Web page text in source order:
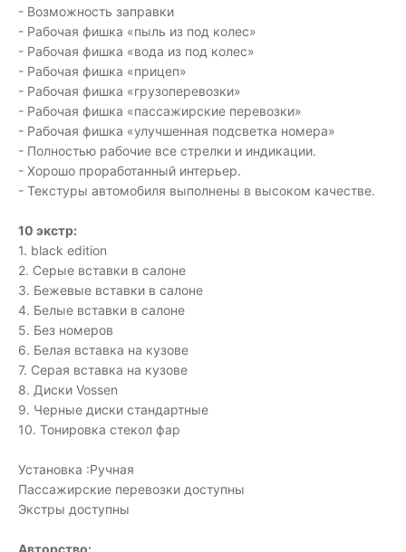
- Возможность заправки
- Рабочая фишка «пыль из под колес»
- Рабочая фишка «вода из под колес»
- Рабочая фишка «прицеп»
- Рабочая фишка «грузоперевозки»
- Рабочая фишка «пассажирские перевозки»
- Рабочая фишка «улучшенная подсветка номера»
- Полностью рабочие все стрелки и индикации.
- Хорошо проработанный интерьер.
- Текстуры автомобиля выполнены в высоком качестве.
10 экстр:
1. black edition
2. Серые вставки в салоне
3. Бежевые вставки в салоне
4. Белые вставки в салоне
5. Без номеров
6. Белая вставка на кузове
7. Серая вставка на кузове
8. Диски Vossen
9. Черные диски стандартные
10. Тонировка стекол фар
Установка :Ручная
Пассажирские перевозки доступны
Экстры доступны
Авторство: